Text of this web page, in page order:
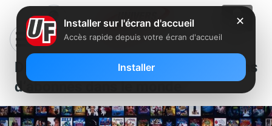
Disney+ compte plus de 95 millions
d’abonnés dans le monde
✕
Installer sur l'écran d'accueil
Accès rapide depuis votre écran d'accueil
Installer